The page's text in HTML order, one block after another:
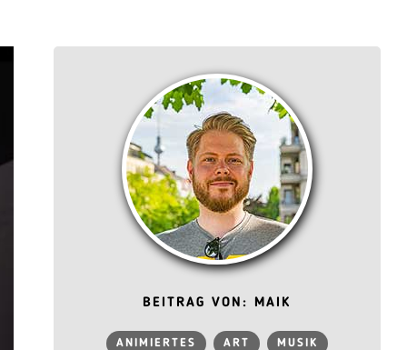
BEITRAG VON: MAIK
ANIMIERTES ART MUSIK